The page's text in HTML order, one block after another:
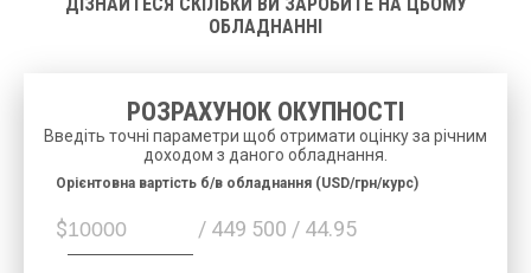
ОБЛАДНАННІ
РОЗРАХУНОК ОКУПНОСТІ
Введіть точні параметри щоб отримати оцінку за річним
доходом з даного обладнання.
$ / 449 500 / 44.95
Орієнтовна вартість б/в обладнання (USD/грн/курс)